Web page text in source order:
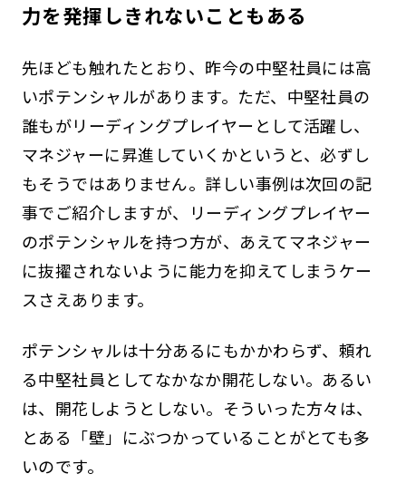
力を発揮しきれないこともある
先ほども触れたとおり、昨今の中堅社員には高
いポテンシャルがあります。ただ、中堅社員の
誰もがリーディングプレイヤーとして活躍し、
マネジャーに昇進していくかというと、必ずし
もそうではありません。詳しい事例は次回の記
事でご紹介しますが、リーディングプレイヤー
のポテンシャルを持つ方が、あえてマネジャー
に抜擢されないように能力を抑えてしまうケー
スさえあります。
ポテンシャルは十分あるにもかかわらず、頼れ
る中堅社員としてなかなか開花しない。あるい
は、開花しようとしない。そういった方々は、
とある「壁」にぶつかっていることがとても多
いのです。